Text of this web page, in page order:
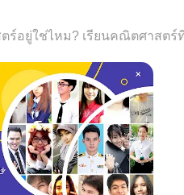
อยู่ใช่ไหม? เรียนคณิตศาสต